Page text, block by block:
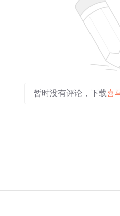
暂时没有评论，下载喜